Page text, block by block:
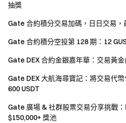
服務(包括參與本活動、遊戲或
受限地區的客戶進行招攬或行
Gate團隊 2025年4月29日 **加密
輕鬆交易超過 4,900 種加密貨幣
高可領 $10,000 迎新獎勵
關注官方頻道**訪問Gate官網下
(Twitter)，獲取最新福利
抽獎
Gate 合約積分交易加碼，日日交易，
Gate 合約積分空投第 128 期：12
Gate DEX 合約金銀嘉年華：交易黃
Gate DEX 大航海尋寶記：將交易代
600 USDT
Gate 廣場 & 社群股票交易分享挑戰
$150,000+ 獎池